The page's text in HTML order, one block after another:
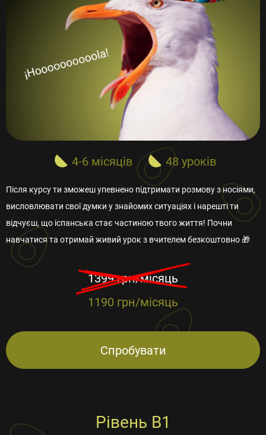
4-6 місяців 48 уроків
Після курсу ти зможеш упевнено підтримати розмову з носіями,
висловлювати свої думки у знайомих ситуаціях і нарешті ти
відчуєш, що іспанська стає частиною твого життя! Почни
навчатися та отримай живий урок з вчителем безкоштовно 🎁
1399 грн/місяць
1190 грн/місяць
Спробувати
Рівень B1